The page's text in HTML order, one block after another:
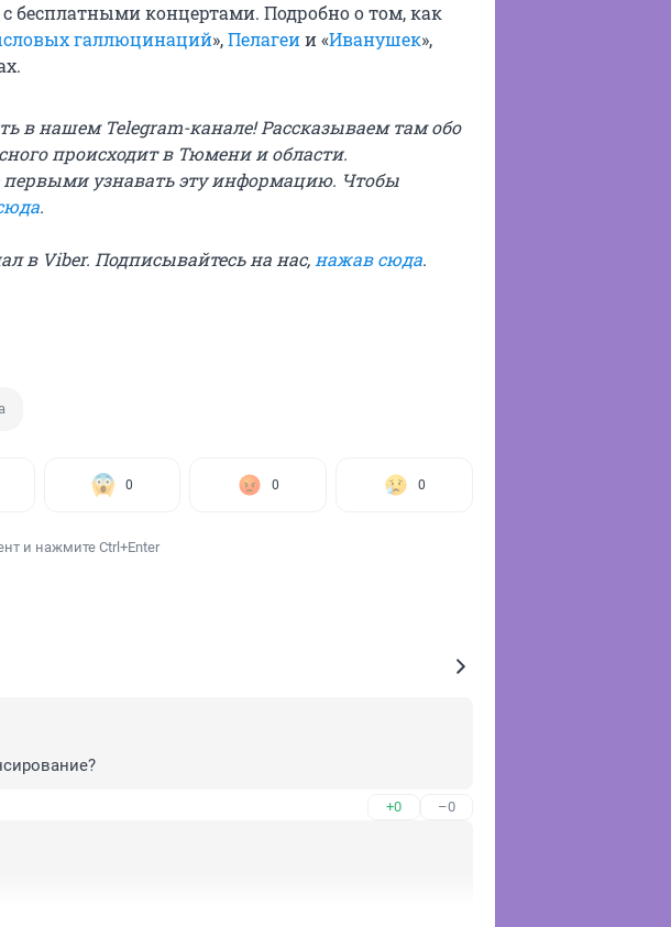
бесплатными концертами. Подробно о том, как
галлюцинаций»,Пелагеии «Иванушек»,
в нашем Telegram-канале! Рассказываем там обо
происходит в Тюмени и области.
узнавать эту информацию. Чтобы
.
в Viber. Подписывайтесь на нас, нажав сюда.
0 0 0
и нажмите Ctrl+Enter
+0 –0